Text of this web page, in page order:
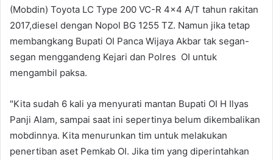
(Mobdin) Toyota LC Type 200 VC-R 4x4 A/T tahun rakitan
2017,diesel dengan Nopol BG 1255 TZ. Namun jika tetap
membangkang Bupati OI Panca Wijaya Akbar tak segan-
segan menggandeng Kejari dan Polres OI untuk
mengambil paksa.
"Kita sudah 6 kali ya menyurati mantan Bupati OI H Ilyas
Panji Alam, sampai saat ini sepertinya belum dikembalikan
mobdinnya. Kita menurunkan tim untuk melakukan
penertiban aset Pemkab OI. Jika tim yang diperintahkan